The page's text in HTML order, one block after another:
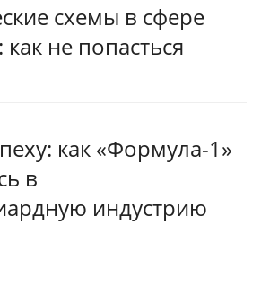
схемы в сфере
не попасться
как «Формула-1»
в
индустрию